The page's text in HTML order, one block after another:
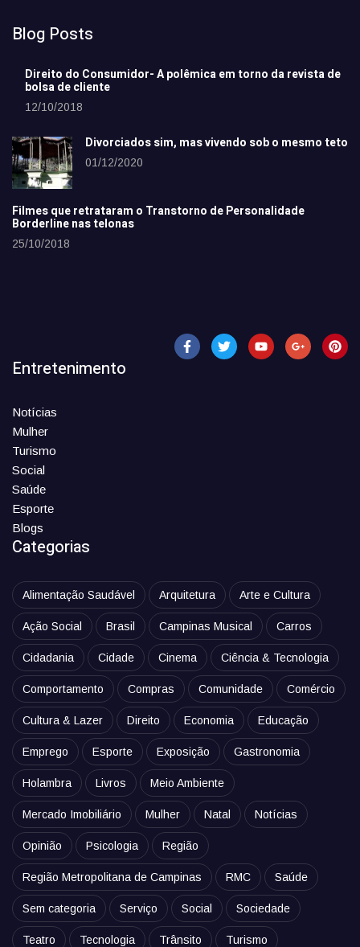
Blog Posts
Direito do Consumidor- A polêmica em torno da revista de
bolsa de cliente
12/10/2018
Divorciados sim, mas vivendo sob o mesmo teto
01/12/2020
Filmes que retrataram o Transtorno de Personalidade
Borderline nas telonas
25/10/2018
Entretenimento
Notícias
Mulher
Turismo
Social
Saúde
Esporte
Blogs
Categorias
Alimentação Saudável Arquitetura Arte e Cultura
Ação Social Brasil Campinas Musical Carros
Cidadania Cidade Cinema Ciência & Tecnologia
Comportamento Compras Comunidade Comércio
Cultura & Lazer Direito Economia Educação
Emprego Esporte Exposição Gastronomia
Holambra Livros Meio Ambiente
Mercado Imobiliário Mulher Natal Notícias
Opinião Psicologia Região
Região Metropolitana de Campinas RMC Saúde
Sem categoria Serviço Social Sociedade
Teatro Tecnologia Trânsito Turismo